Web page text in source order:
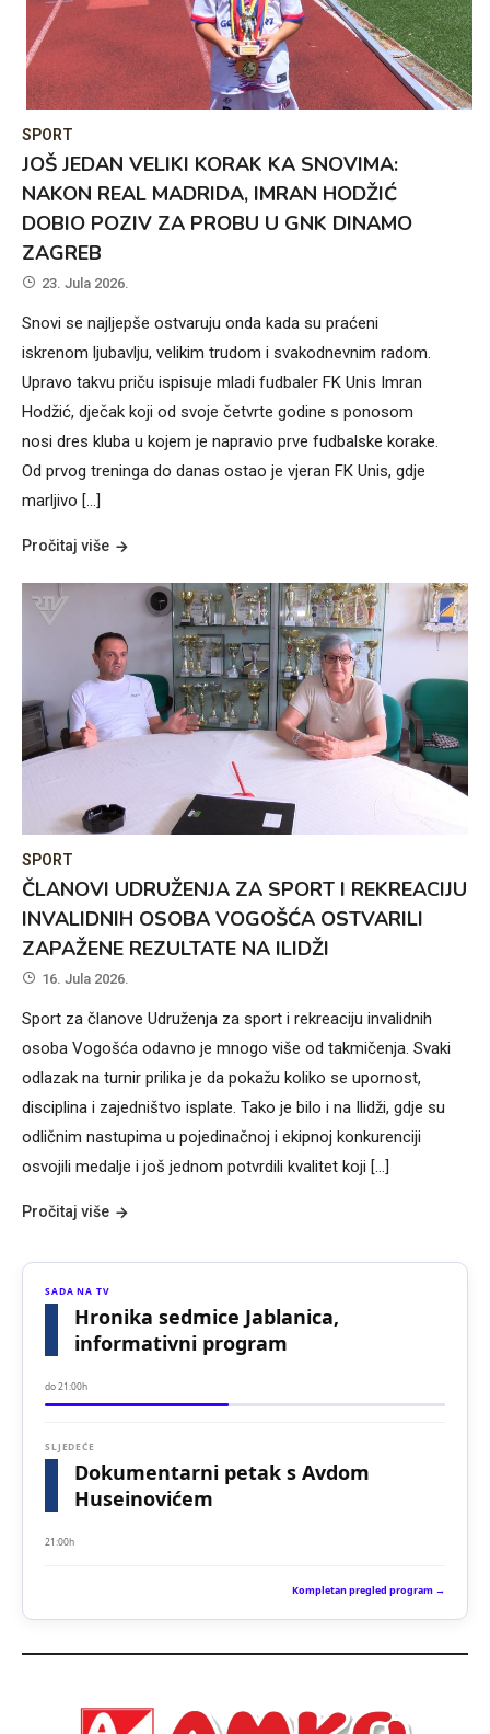
SPORT
JOŠ JEDAN VELIKI KORAK KA SNOVIMA:
NAKON REAL MADRIDA, IMRAN HODŽIĆ
DOBIO POZIV ZA PROBU U GNK DINAMO
ZAGREB
23. Jula 2026.
Snovi se najljepše ostvaruju onda kada su praćeni
iskrenom ljubavlju, velikim trudom i svakodnevnim radom.
Upravo takvu priču ispisuje mladi fudbaler FK Unis Imran
Hodžić, dječak koji od svoje četvrte godine s ponosom
nosi dres kluba u kojem je napravio prve fudbalske korake.
Od prvog treninga do danas ostao je vjeran FK Unis, gdje
marljivo […]
Pročitaj više
SPORT
ČLANOVI UDRUŽENJA ZA SPORT I REKREACIJU
INVALIDNIH OSOBA VOGOŠĆA OSTVARILI
ZAPAŽENE REZULTATE NA ILIDŽI
16. Jula 2026.
Sport za članove Udruženja za sport i rekreaciju invalidnih
osoba Vogošća odavno je mnogo više od takmičenja. Svaki
odlazak na turnir prilika je da pokažu koliko se upornost,
disciplina i zajedništvo isplate. Tako je bilo i na Ilidži, gdje su
odličnim nastupima u pojedinačnoj i ekipnoj konkurenciji
osvojili medalje i još jednom potvrdili kvalitet koji […]
Pročitaj više
SADA NA TV
Hronika sedmice Jablanica,
informativni program
do 21:00h
SLJEDEĆE
Dokumentarni petak s Avdom
Huseinovićem
21:00h
Kompletan pregled program →